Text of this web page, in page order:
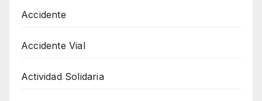
Accidente
Accidente Vial
Actividad Solidaria